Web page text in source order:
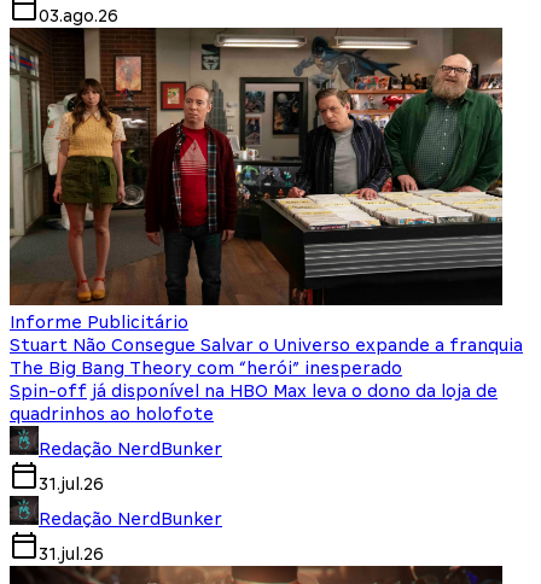
03.ago.26
Informe Publicitário
Stuart Não Consegue Salvar o Universo expande a franquia
The Big Bang Theory com “herói” inesperado
Spin-off já disponível na HBO Max leva o dono da loja de
quadrinhos ao holofote
Redação NerdBunker
31.jul.26
Redação NerdBunker
31.jul.26